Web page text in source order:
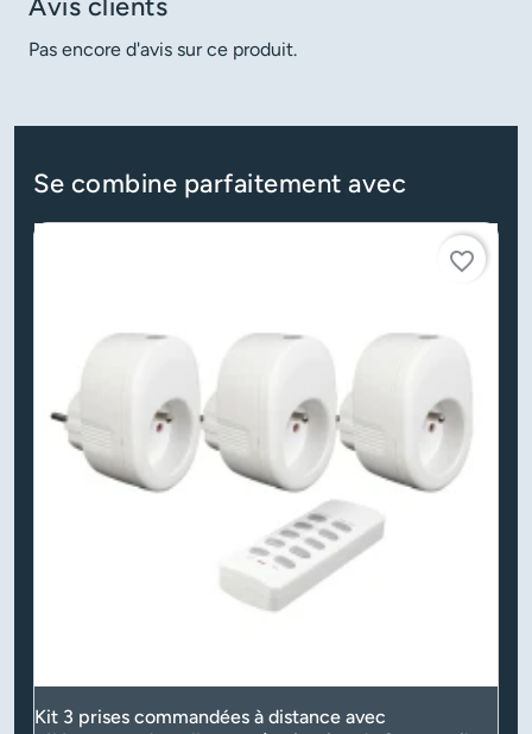
Avis clients
Pas encore d'avis sur ce produit.
Se combine parfaitement avec
favorite_border
Kit 3 prises commandées à distance avec